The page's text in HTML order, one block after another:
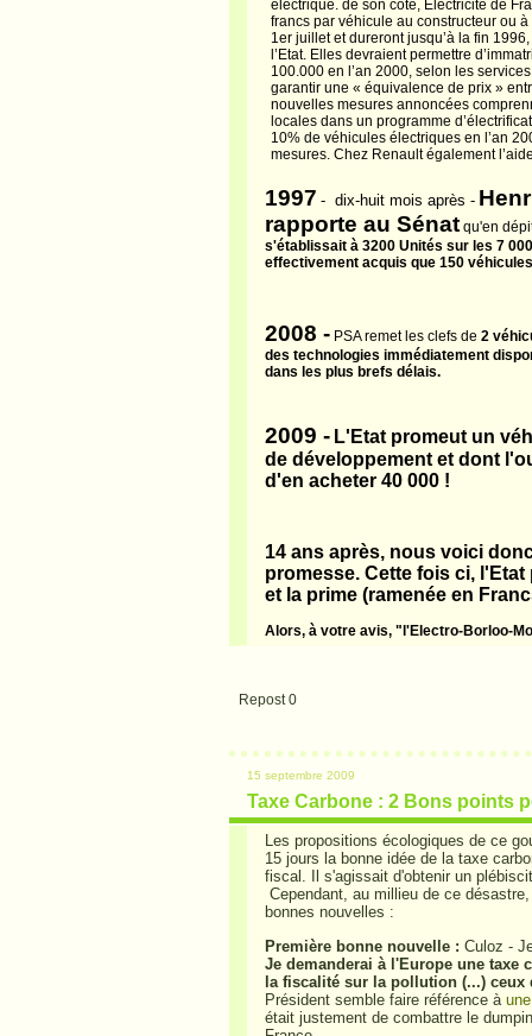
électrique. de son côté, Electricité de
francs par véhicule au constructeur ou
1er juillet et dureront jusqu’à la fin
l’Etat. Elles devraient permettre
100.000 en l’an 2000, selon les
garantir une « équivalence de prix »
nouvelles mesures annoncées
locales dans un programme
10% de véhicules électriques en l’an
mesures. Chez Renault également
1997 - dix-huit mois après -
rapporte au Sénat qu'en
s'établissait à 3200 Unités sur les 7
effectivement acquis que 150
2008 - PSA remet les clefs de2
des technologies immédiatement
dans les plus brefs délais.
2009 - L'Etat promeut un
de développement et dont
d'en acheter 40 000 !
14 ans après, nous voici
promesse. Cette fois ci,
et la prime (ramenée en
Alors, à votre avis, "l'Electro-Borloo-
Repost 0
15 septembre 2009
Taxe Carbone : 2 Bons points
Les propositions écologiques de ce
15 jours la bonne idée de la taxe
fiscal. Il s'agissait d'obtenir un
Cependant, au millieu de ce
bonnes nouvelles :
Première bonne nouvelle : Culoz -
Je demanderai à l'Europe une taxe
la fiscalité sur la pollution (...)
Président semble faire référence à
était justement de combattre le